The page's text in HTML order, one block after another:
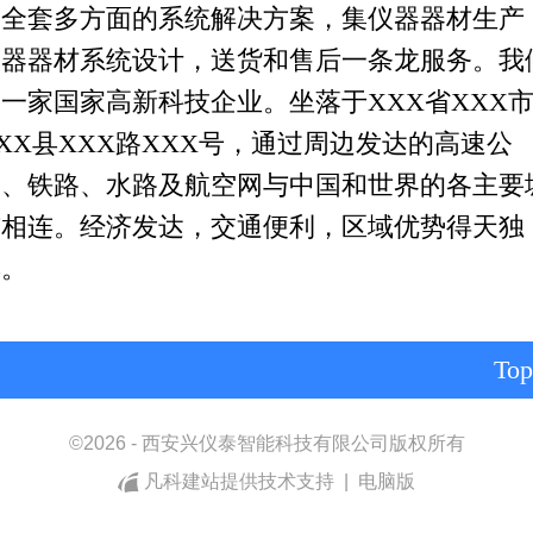
套多方面的系统解决方案，集仪器器材生产
器材系统设计，送货和售后一条龙服务。我
家国家高新科技企业。坐落于XXX省XXX市
县XXX路XXX号，通过周边发达的高速公
铁路、水路及航空网与中国和世界的各主要
连。经济发达，交通便利，区域优势得天独
Top
©2026 - 西安兴仪泰智能科技有限公司版权所有
凡科建站提供技术支持
电脑版